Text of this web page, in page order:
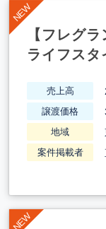
【フレグ
ライフスタ
売上高
譲渡価格
地域
案件掲載者